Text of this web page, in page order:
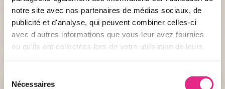
notre site avec nos partenaires de médias sociaux, de
publicité et d'analyse, qui peuvent combiner celles-ci
avec d'autres informations que vous leur avez fournies
ou qu'ils ont collectées lors de votre utilisation de leurs
Nécessaires